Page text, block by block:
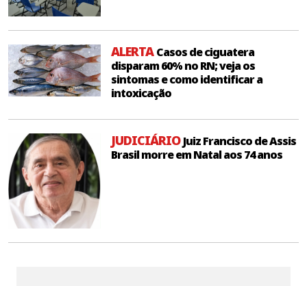
ALERTACasos de ciguatera
disparam 60% no RN; veja os
sintomas e como identificar a
intoxicação
JUDICIÁRIOJuiz Francisco de Assis
Brasil morre em Natal aos 74 anos